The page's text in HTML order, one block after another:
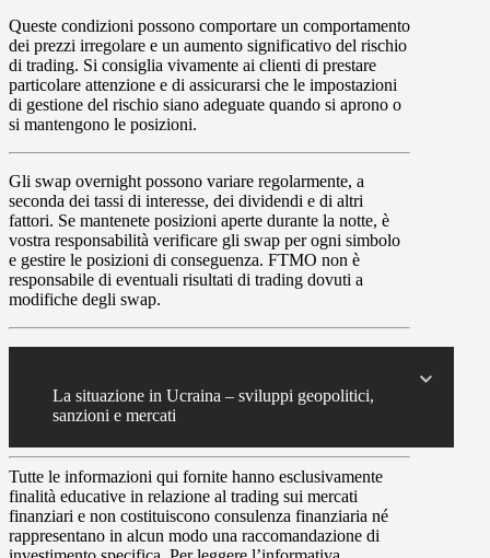
Queste condizioni possono comportare un comportamento
dei prezzi irregolare e un aumento significativo del rischio
di trading. Si consiglia vivamente ai clienti di prestare
particolare attenzione e di assicurarsi che le impostazioni
di gestione del rischio siano adeguate quando si aprono o
si mantengono le posizioni.
Gli swap overnight possono variare regolarmente, a
seconda dei tassi di interesse, dei dividendi e di altri
fattori. Se mantenete posizioni aperte durante la notte, è
vostra responsabilità verificare gli swap per ogni simbolo
e gestire le posizioni di conseguenza. FTMO non è
responsabile di eventuali risultati di trading dovuti a
modifiche degli swap.
La situazione in Ucraina – sviluppi geopolitici,
sanzioni e mercati
Tutte le informazioni qui fornite hanno esclusivamente
finalità educative in relazione al trading sui mercati
finanziari e non costituiscono consulenza finanziaria né
rappresentano in alcun modo una raccomandazione di